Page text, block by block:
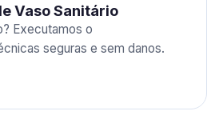
Vaso Sanitário
Executamos o
seguras e sem danos.